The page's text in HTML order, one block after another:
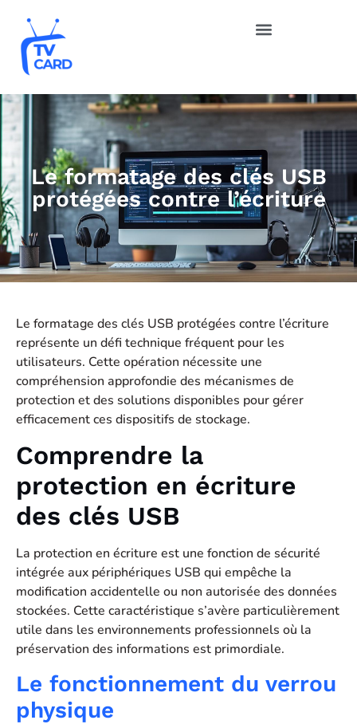
Le formatage des clés USB
protégées contre l’écriture
Le formatage des clés USB protégées contre l’écriture
représente un défi technique fréquent pour les
utilisateurs. Cette opération nécessite une
compréhension approfondie des mécanismes de
protection et des solutions disponibles pour gérer
efficacement ces dispositifs de stockage.
Comprendre la
protection en écriture
des clés USB
La protection en écriture est une fonction de sécurité
intégrée aux périphériques USB qui empêche la
modification accidentelle ou non autorisée des données
stockées. Cette caractéristique s’avère particulièrement
utile dans les environnements professionnels où la
préservation des informations est primordiale.
Le fonctionnement du verrou
physique